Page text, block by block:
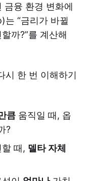
금융 환경 변화에
는 “금리가 바뀔
까?”를 계산해
시 한 번 이해하기
큼움직일 때, 옵
?
때, 델타 자체